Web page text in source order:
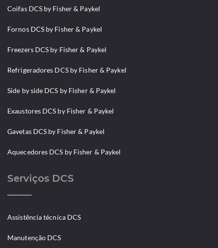
Coifas DCS by Fisher & Paykel
Fornos DCS by Fisher & Paykel
Freezers DCS by Fisher & Paykel
Refrigeradores DCS by Fisher & Paykel
Side by side DCS by Fisher & Paykel
Exaustores DCS by Fisher & Paykel
Gavetas DCS by Fisher & Paykel
Aquecedores DCS by Fisher & Paykel
Serviços DCS
Assistência técnica DCS
Manutenção DCS